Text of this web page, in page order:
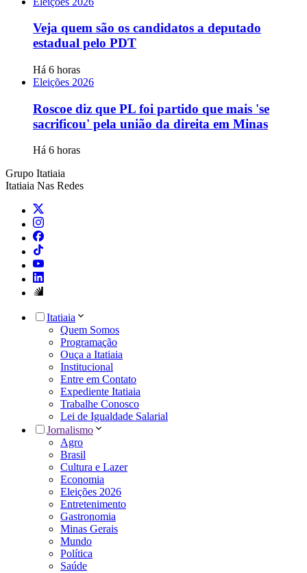
Veja quem são os candidatos a deputado
estadual pelo PDT
Há 6 horas
Eleições 2026
Roscoe diz que PL foi partido que mais 'se
sacrificou' pela união da direita em Minas
Há 6 horas
Grupo Itatiaia
Itatiaia Nas Redes
Itatiaia
Quem Somos
Programação
Ouça a Itatiaia
Institucional
Entre em Contato
Expediente Itatiaia
Trabalhe Conosco
Lei de Igualdade Salarial
Jornalismo
Agro
Brasil
Cultura e Lazer
Economia
Eleições 2026
Entretenimento
Gastronomia
Minas Gerais
Mundo
Política
Saúde